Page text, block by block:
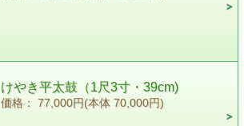
けやき平太鼓（1尺3寸・39cm)
価格： 77,000円(本体 70,000円)